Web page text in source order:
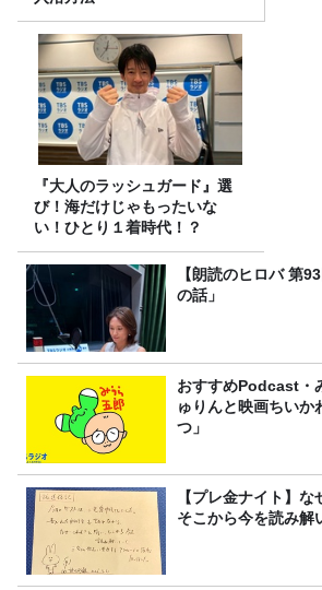
『大人のラッシュガード』選
び！海だけじゃもったいな
い！ひとり１着時代！？
【朗読のヒロバ 第
の話」
おすすめPodcast・
ゅりんと映画ちい
つ」
【プレ金ナイト】な
そこから今を読み解